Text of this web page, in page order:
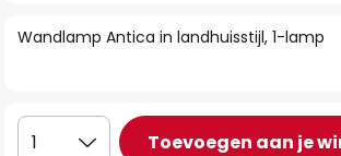
de
Wandlamp Antica in landhuisstijl, 1-lamp
1 Toevoegen aan je